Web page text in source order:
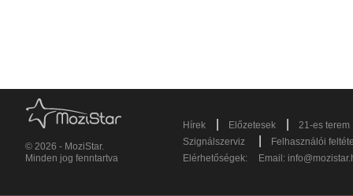
© 2026 - MoziStar.
Minden jog fenntartva
Hírek Előzetesek
21-es terem
Szignálszerviz
Felhasználói
Elérhetőségek:
Email: